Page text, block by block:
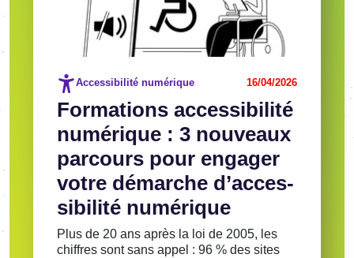
Forma­tions acces­si­bi­lité
numé­rique : 3 nouveaux
parcours pour enga­ger
votre démarche d’ac­ces­
si­bi­lité numé­rique
Accessibilité numérique 16/04/2026
Plus de 20 ans après la loi de 2005, les
chiffres sont sans appel : 96 % des sites